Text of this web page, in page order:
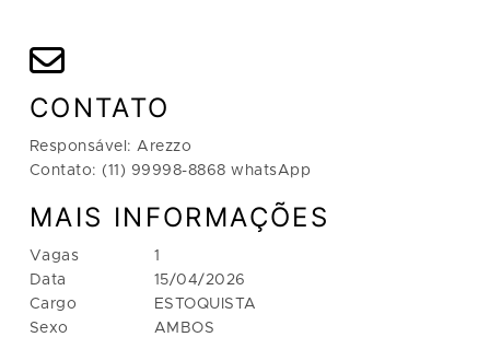
CONTATO
Responsável: Arezzo
Contato: (11) 99998-8868 whatsApp
MAIS INFORMAÇÕES
Vagas
Data
Cargo
Sexo
1
15/04/2026
ESTOQUISTA
AMBOS